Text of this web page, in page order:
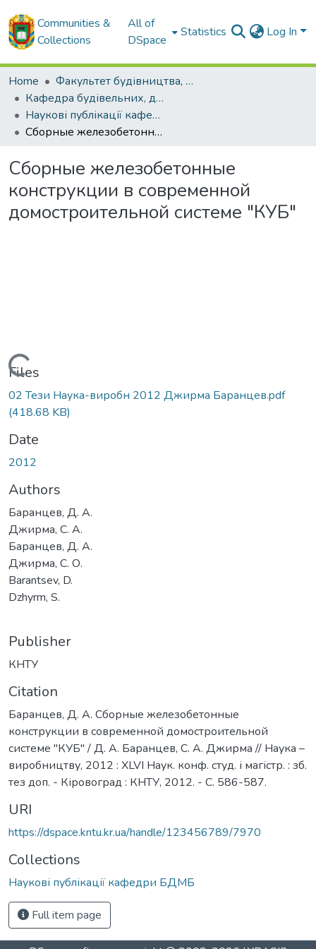
Communities &
Collections
All of
DSpace
Statistics Log In
Home
Факультет будівництва, транспорту та енергетики
Кафедра будівельних, дорожніх машин та будівництва
Наукові публікації кафедри БДМБ
Сборные железобетонные конструкции в современной домостроительной системе "КУБ"
Сборные железобетонные
конструкции в современной
домостроительной системе "КУБ"
Loading...
Files
02 Тези Наука-виробн 2012 Джирма Баранцев.pdf
(418.68 KB)
Date
2012
Authors
Баранцев, Д. А.
Джирма, С. А.
Баранцев, Д. А.
Джирма, С. О.
Barantsev, D.
Dzhyrm, S.
Publisher
КНТУ
Citation
Баранцев, Д. А. Сборные железобетонные
конструкции в современной домостроительной
системе "КУБ" / Д. А. Баранцев, С. А. Джирма // Наука –
виробництву, 2012 : XLVI Наук. конф. студ. і магістр. : зб.
тез доп. - Кіровоград : КНТУ, 2012. - С. 586-587.
URI
https://dspace.kntu.kr.ua/handle/123456789/7970
Collections
Наукові публікації кафедри БДМБ
Full item page